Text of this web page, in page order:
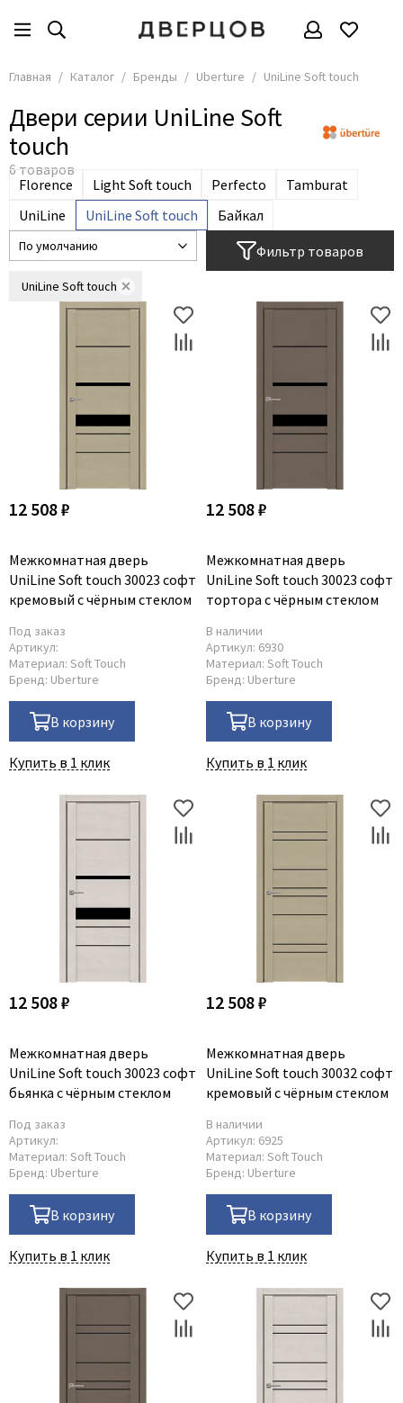
Бренды
Все товары
АСД
Владимирские двери
Дверцов
Дворецкий
Мариам
ОКА
Покрова
Шейл Дорс
Adden Bau
Aldeghi Luigi
Archie
Armadillo
Belwooddoors
Bravo
Brandoors
Bussare
Fuaro
Griffwerk
Hausdoors
HSU
Kapelli
Krona Koblenz
Komfort Doors
Legend
LiGa
Line Doors
Lockstyle
Главная Каталог Бренды Uberture UniLine Soft touch
Двери серии UniLine Soft
touch
Florence Light Soft touch Perfecto
Tamburat
UniLine
UniLine Soft touch
Байкал
Фильтр товаров
UniLine Soft touch
12 508 ₽
Межкомнатная дверь
UniLine Soft touch 30023 софт
кремовый с чёрным стеклом
Под заказ
Артикул:
Материал: Soft Touch
Бренд: Uberture
В корзину
Купить в 1 клик
12 508 ₽
Межкомнатная дверь
UniLine Soft touch 30023 софт
тортора с чёрным стеклом
В наличии
Артикул: 6930
Материал: Soft Touch
Бренд: Uberture
В корзину
Купить в 1 клик
12 508 ₽
Межкомнатная дверь
UniLine Soft touch 30023 софт
бьянка с чёрным стеклом
Под заказ
Артикул:
Материал: Soft Touch
Бренд: Uberture
В корзину
Купить в 1 клик
12 508 ₽
Межкомнатная дверь
UniLine Soft touch 30032 софт
кремовый с чёрным стеклом
В наличии
Артикул: 6925
Материал: Soft Touch
Бренд: Uberture
В корзину
Купить в 1 клик